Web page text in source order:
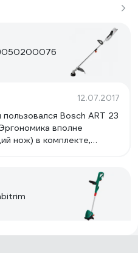
12.07.2017
Bosch ART 23
вполне
нож) в комплекте,
(не знаю есть в других
варианты с
из хороших
ограничительный нож для
пластик от порчи и